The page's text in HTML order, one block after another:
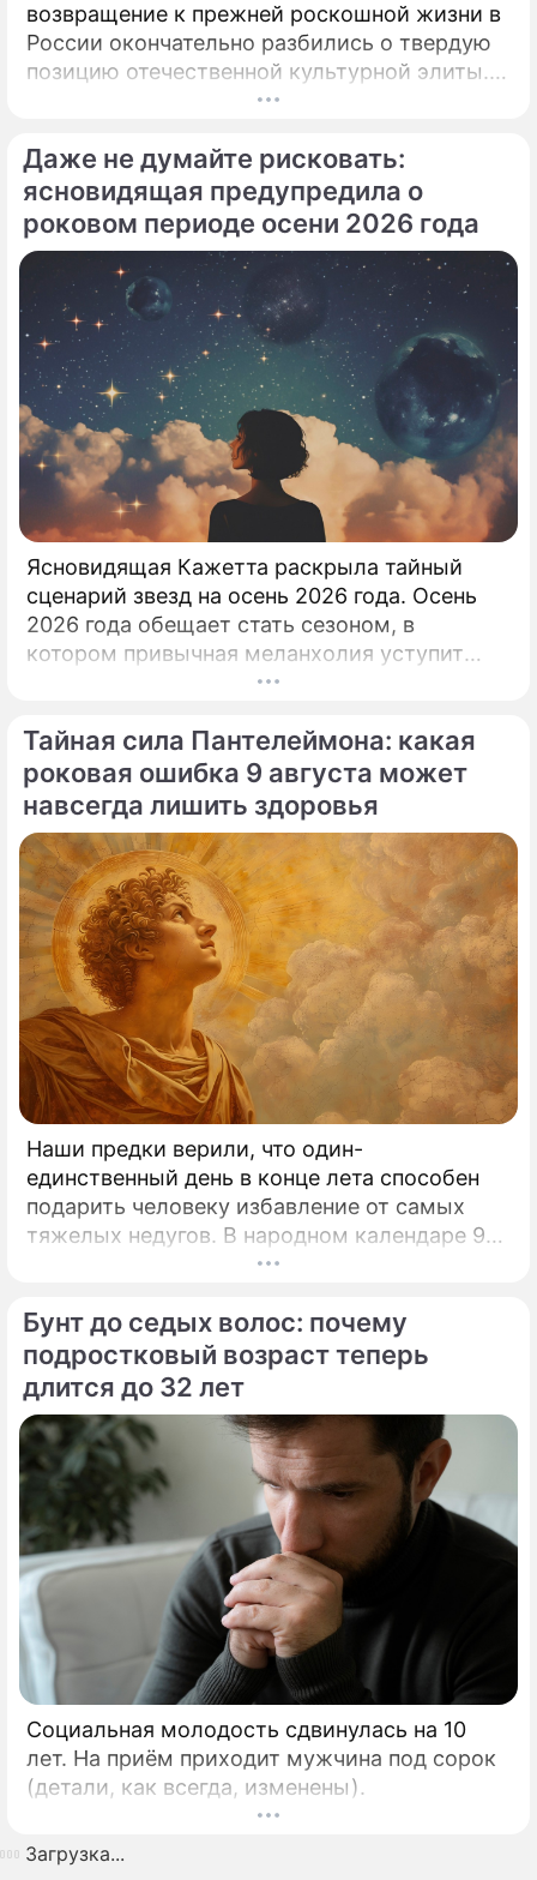
возвращение к прежней роскошной жизни в
России окончательно разбились о твердую
позицию отечественной культурной элиты.
Эпопея вокруг возможного камбэка 75-
сцену приобрела абсолютно
бескомпромиссный характер.
Даже не думайте рисковать:
ясновидящая предупредила о
роковом периоде осени 2026 года
Ясновидящая Кажетта раскрыла тайный
сценарий звезд на осень 2026 года. Осень
2026 года обещает стать сезоном, в
котором привычная меланхолия уступит
место активному движению, полезным
Тайная сила Пантелеймона: какая
роковая ошибка 9 августа может
навсегда лишить здоровья
Наши предки верили, что один-
единственный день в конце лета способен
подарить человеку избавление от самых
тяжелых недугов. В народном календаре 9
августа занимает особое, почти
Бунт до седых волос: почему
подростковый возраст теперь
длится до 32 лет
Социальная молодость сдвинулась на 10
лет. На приём приходит мужчина под сорок
(детали, как всегда, изменены).
Загрузка...